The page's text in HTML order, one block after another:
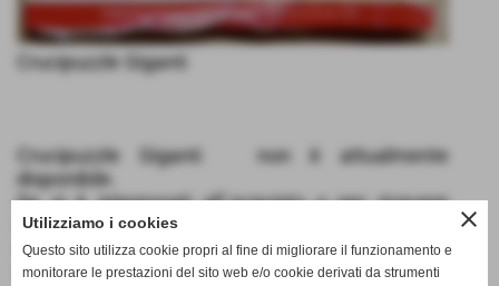
Crucipuzzle Giganti
Crucipuzzle Giganti non è attualmente
disponibile.
Se si è interessati all´acquisto o per ricevere
informazioni potete scriverci dalla pagina
Contattioppure all´indirizzo email
info@anticaedicola.it
close
Utilizziamo i cookies
Questo sito utilizza cookie propri al fine di migliorare il funzionamento e
monitorare le prestazioni del sito web e/o cookie derivati da strumenti